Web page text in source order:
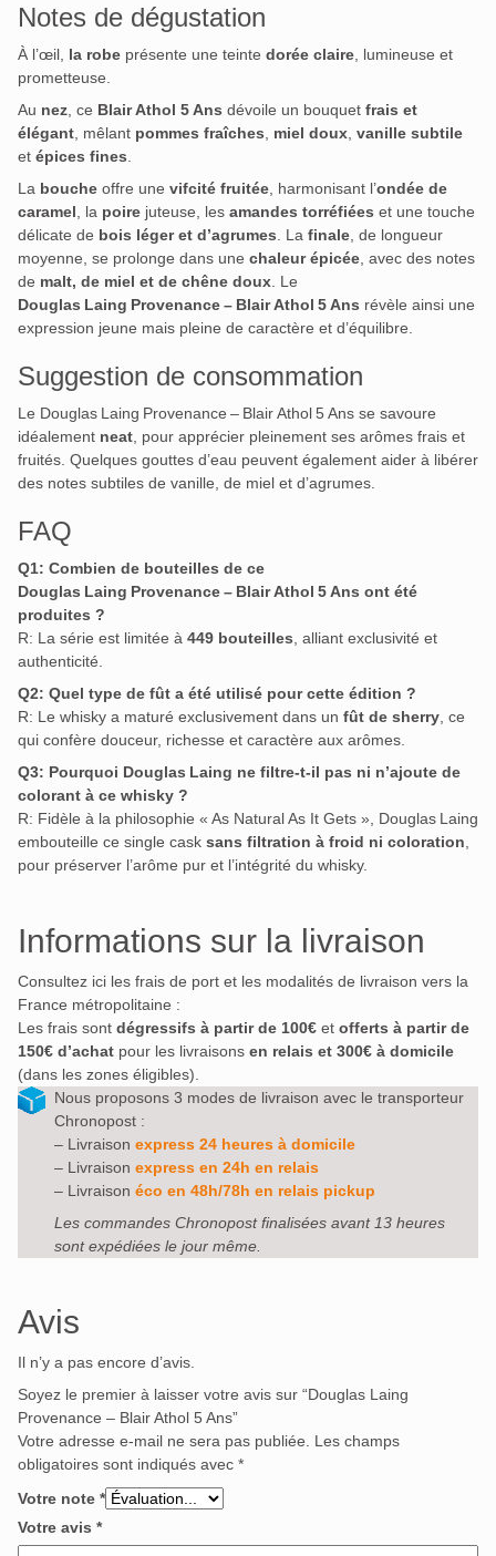
Notes de dégustation
À l’œil, la robe présente une teinte dorée claire , lumineuse et
prometteuse.
Au nez , ce Blair Athol 5 Ans dévoile un bouquet frais et
élégant , mêlant pommes fraîches miel doux vanille subtile
et épices fines
La bouche offre une vifcité fruitée , harmonisant l’ondée de
caramel , la poire juteuse, les amandes torréfiées et une touche
délicate de bois léger et d’agrumes La finale , de longueur
moyenne, se prolonge dans une chaleur épicée , avec des notes
de malt, de miel et de chêne doux Le
Douglas Laing Provenance – Blair Athol 5 Ans révèle ainsi une
expression jeune mais pleine de caractère et d’équilibre.
Suggestion de consommation
Le Douglas Laing Provenance – Blair Athol 5 Ans se savoure
idéalement neat , pour apprécier pleinement ses arômes frais et
fruités. Quelques gouttes d’eau peuvent également aider à libérer
des notes subtiles de vanille, de miel et d’agrumes.
FAQ
Q1: Combien de bouteilles de ce
Douglas Laing Provenance – Blair Athol 5 Ans ont été
produites ?
R: La série est limitée à 449 bouteilles , alliant exclusivité et
authenticité
Q2: Quel type de fût a été utilisé pour cette édition ?
R: Le whisky a maturé exclusivement dans un fût de sherry , ce
qui confère douceur, richesse et caractère aux arômes
Q3: Pourquoi Douglas Laing ne filtre-t-il pas ni n’ajoute de
colorant à ce whisky ?
R: Fidèle à la philosophie « As Natural As It Gets », Douglas Laing
embouteille ce single cask sans filtration à froid ni coloration
pour préserver l’arôme pur et l’intégrité du whisky.
Informations sur la livraison
Consultez ici les frais de port et les modalités de livraison vers la
France métropolitaine :
Les frais sont dégressifs à partir de 100€ et offerts à partir de
150€ d’achat pour les livraisons en relais et 300€ à domicile
(dans les zones éligibles).
Nous proposons 3 modes de livraison avec le transporteur
Chronopost :
– Livraison express 24 heures à domicile
– Livraison express en 24h en relais
– Livraison éco en 48h/78h en relais pickup
Les commandes Chronopost finalisées avant 13 heures
sont expédiées le jour même.
Avis
Il n’y a pas encore d’avis.
Soyez le premier à laisser votre avis sur “Douglas Laing
Provenance – Blair Athol 5 Ans”
Votre adresse e-mail ne sera pas publiée.
Les champs
obligatoires sont indiqués avec *
Votre note *
Votre avis *